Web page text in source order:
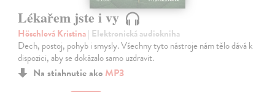
Lékařem jste i vy
Höschlová Kristina| Elektronická audiokniha
Dech, postoj, pohyb i smysly. Všechny tyto nástroje nám tělo dává k
dispozici, aby se dokázalo samo uzdravit.
Na stiahnutie ako MP3